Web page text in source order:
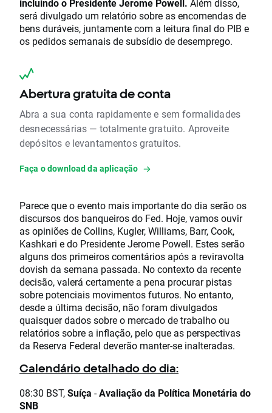
incluindo o Presidente Jerome Powell. Além disso,
será divulgado um relatório sobre as encomendas de
bens duráveis, juntamente com a leitura final do PIB e
os pedidos semanais de subsídio de desemprego.
Abertura gratuita de conta
Abra a sua conta rapidamente e sem formalidades
desnecessárias — totalmente gratuito. Aproveite
depósitos e levantamentos gratuitos.
Faça o download da aplicação
Parece que o evento mais importante do dia serão os
discursos dos banqueiros do Fed. Hoje, vamos ouvir
as opiniões de Collins, Kugler, Williams, Barr, Cook,
Kashkari e do Presidente Jerome Powell. Estes serão
alguns dos primeiros comentários após a reviravolta
dovish da semana passada. No contexto da recente
decisão, valerá certamente a pena procurar pistas
sobre potenciais movimentos futuros. No entanto,
desde a última decisão, não foram divulgados
quaisquer dados sobre o mercado de trabalho ou
relatórios sobre a inflação, pelo que as perspectivas
da Reserva Federal deverão manter-se inalteradas.
Calendário detalhado do dia:
08:30 BST,Suíça -Avaliação da Política Monetária do
SNB